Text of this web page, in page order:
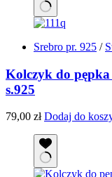
Srebro pr. 925 /
Kolczyk do
s.925
79,00 zł Dodaj do